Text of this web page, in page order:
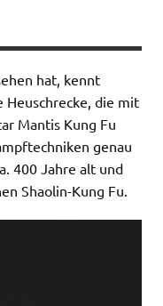
hat, kennt
die mit
Mantis Kung Fu
genau
400 Jahre alt und
Shaolin-Kung Fu.